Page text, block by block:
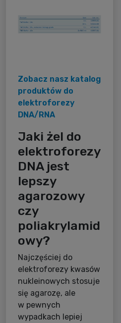
Zobacz nasz katalog
produktów do
elektroforezy
DNA/RNA
Jaki żel do
elektroforezy
DNA jest
lepszy
agarozowy
czy
poliakrylamid
owy?
Najczęściej do
elektroforezy kwasów
nukleinowych stosuje
się agarozę, ale
w pewnych
wypadkach lepiej